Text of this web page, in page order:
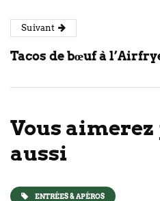
Suivant
Tacos de bœuf à
Vous
aussi
ENTRÉES & APÉROS